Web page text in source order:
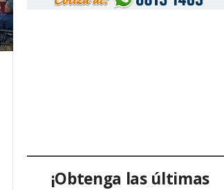
¡Obtenga las últimas